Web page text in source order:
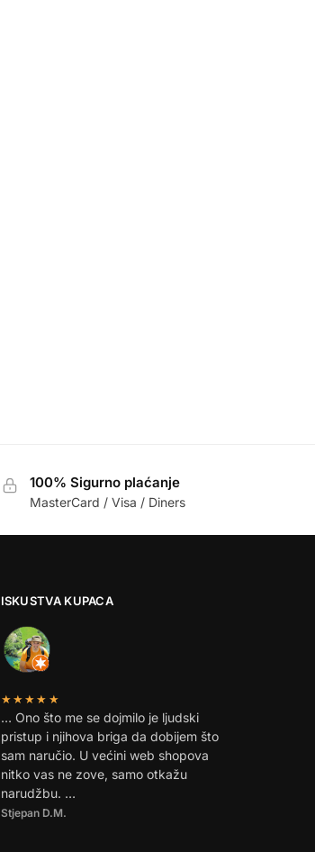
100% Sigurno plaćanje
MasterCard / Visa / Diners
ISKUSTVA KUPACA
★★★★★
… Ono što me se dojmilo je ljudski
pristup i njihova briga da dobijem što
sam naručio. U većini web shopova
nitko vas ne zove, samo otkažu
narudžbu. …
Stjepan D.M.